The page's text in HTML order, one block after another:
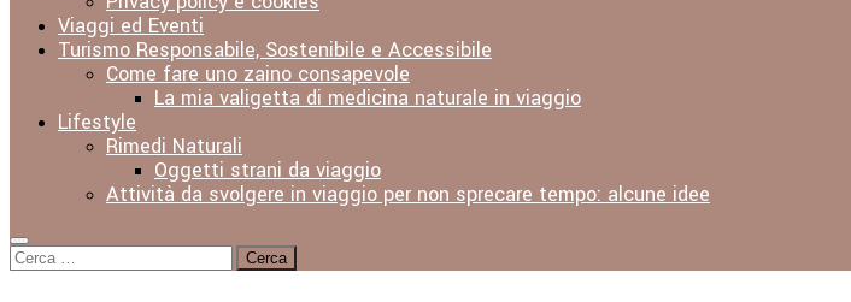
Viaggi ed Eventi
Turismo Responsabile, Sostenibile e Accessibile
Come fare uno zaino consapevole
La mia valigetta di medicina naturale in viaggio
Lifestyle
Rimedi Naturali
Oggetti strani da viaggio
Attività da svolgere in viaggio per non sprecare tempo: alcune idee
Ricerca
per: